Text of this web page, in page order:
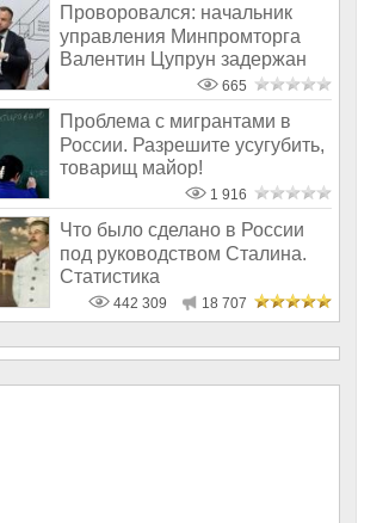
Проворовался: начальник
управления Минпромторга
Валентин Цупрун задержан
665
Проблема с мигрантами в
России. Разрешите усугубить,
товарищ майор!
1 916
Что было сделано в России
под руководством Сталина.
Статистика
442 309 18 707